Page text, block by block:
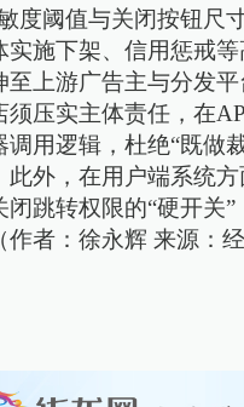
度阈值与关闭按钮尺
实施下架、信用惩戒
至上游广告主与分发
须压实主体责任，在
调用逻辑，杜绝“既做
此外，在用户端系统
闭跳转权限的“硬开关
作者：徐永辉 来源：经